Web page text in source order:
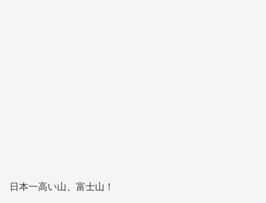
日本一高い山、富士山！